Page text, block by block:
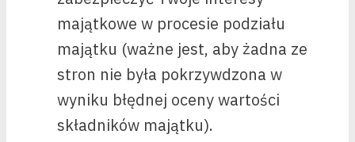
majątkowe w procesie podziału
majątku (ważne jest, aby żadna ze
stron nie była pokrzywdzona w
wyniku błędnej oceny wartości
składników majątku).